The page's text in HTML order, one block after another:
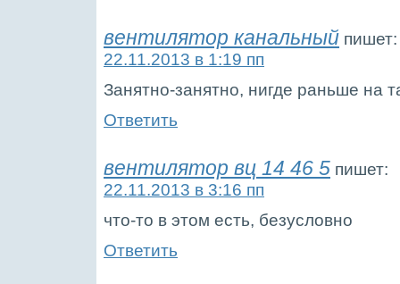
вентилятор канальный пишет:
22.11.2013 в 1:19 пп
Занятно-занятно, нигде раньше на
Ответить
вентилятор вц 14 46 5 пишет:
22.11.2013 в 3:16 пп
что-то в этом есть, безусловно
Ответить